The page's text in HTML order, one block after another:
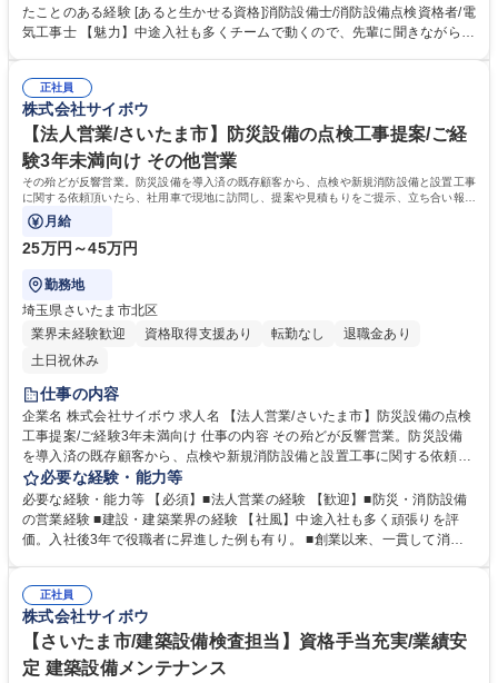
成、資材発注や修理手配、業者や施主との打ち合わせや書類確認、課やグ
ループ内業務での安全、品質、工程管理他。 ※メンテナンスの際、建物所
※建物の改変を伴う作業は含みません。 募集職種 【さいたま市/消防設備
点検】資格手当充実/業績安定◎
たことのある経験 [あると生かせる資格]消防設備士/消防設備点検資格者/電
気工事士 【魅力】中途入社も多くチームで動くので、先輩に聞きながら業
ラスの企業様を担当でき、身近なビルの管理に携わることができる。 ■東
北大震災の時に資材枯渇している中、県庁に対し独自のルートで取得した
マスクやアルコールなどの備品の提供。それをきっかけに、県庁経由で埼
玉県の地域への「防災といえばサイボウ」という知名度が向上中。 学歴・
資格 学歴：大学院 大学 高専 短大 専修学校 高校 語学力： 資格：第一種運
転免許普通自動車
正社員
株式会社サイボウ
【法人営業/さいたま市】防災設備の点検工事提案/ご経
験3年未満向け その他営業
その殆どが反響営業。防災設備を導入済の既存顧客から、点検や新規消防設備と設置工事
に関する依頼頂いたら、社用車で現地に訪問し、提案や見積もりをご提示、立ち合い報告
書作成等。最初は同行からスタート。
月給
25万円～45万円
勤務地
埼玉県さいたま市北区
業界未経験歓迎
資格取得支援あり 転勤なし
退職金あり
土日祝休み
仕事の内容
企業名 株式会社サイボウ 求人名 【法人営業/さいたま市】防災設備の点検
工事提案/ご経験3年未満向け 仕事の内容 その殆どが反響営業。防災設備
を導入済の既存顧客から、点検や新規消防設備と設置工事に関する依頼頂
いたら、社用車で現地に訪問し、提案や見積もりをご提示、立ち合い報告
書作成等。最初は同行からスタート。 【魅力】■現場研修3か月あり商材
を理解してから営業ができます。■災害も増えており設備導入を考える企
業様も多いため、必要とされている仕事だと感じられます。■官公庁や公
取ったり、自分で予定を組立ることが出来、自由度高く働けることが魅力
です。 募集職種 【法人営業/さいたま市】防災設備の点検工事提案/ご経験
3年未満向け
必要な経験・能力等
必要な経験・能力等 【必須】■法人営業の経験 【歓迎】■防災・消防設備
の営業経験 ■建設・建築業界の経験 【社風】中途入社も多く頑張りを評
価。入社後3年で役職者に昇進した例も有り。 ■創業以来、一貫して消防
備品の提供をきっかけに、埼玉県の地域への「防災といえばサイボウ」と
いう知名度が向上中。 【企業公式TikTokアカウント】 https://www.tiktok.c
om/@saibou_bousai?is_from_webapp=1&sender_device=pc 学歴・資
格 学歴：大学院 大学 高専 短大 専修学校 高校 語学力： 資格：第一種運転
免許普通自動車
正社員
株式会社サイボウ
【さいたま市/建築設備検査担当】資格手当充実/業績安
定 建築設備メンテナンス